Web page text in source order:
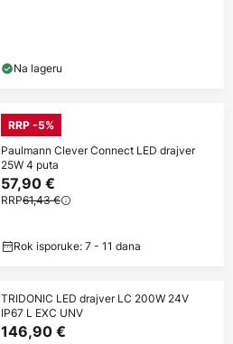
Na lageru
RRP -5%
Paulmann Clever Connect LED drajver
25W 4 puta
57,90 €
RRP61,43 €
Rok isporuke: 7 - 11 dana
TRIDONIC LED drajver LC 200W 24V
IP67 L EXC UNV
146,90 €